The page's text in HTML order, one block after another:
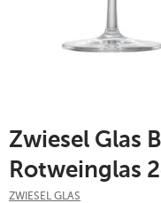
Zwiesel Glas
Rotweinglas
ZWIESEL GLAS